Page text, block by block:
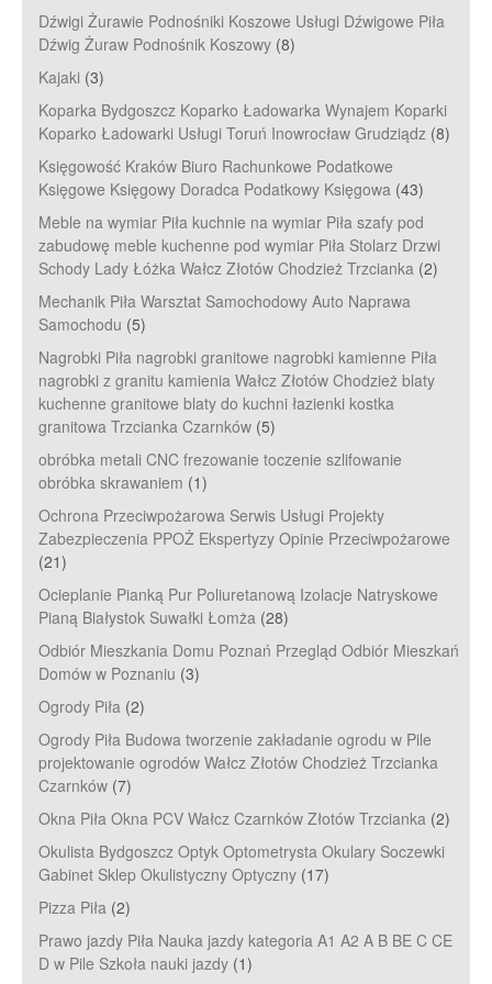
Dźwigi Żurawie Podnośniki Koszowe Usługi Dźwigowe Piła
Dźwig Żuraw Podnośnik Koszowy (8)
Kajaki (3)
Koparka Bydgoszcz Koparko Ładowarka Wynajem Koparki
Koparko Ładowarki Usługi Toruń Inowrocław Grudziądz (8)
Księgowość Kraków Biuro Rachunkowe Podatkowe
Księgowe Księgowy Doradca Podatkowy Księgowa (43)
Meble na wymiar Piła kuchnie na wymiar Piła szafy pod
zabudowę meble kuchenne pod wymiar Piła Stolarz Drzwi
Schody Lady Łóżka Wałcz Złotów Chodzież Trzcianka (2)
Mechanik Piła Warsztat Samochodowy Auto Naprawa
Samochodu (5)
Nagrobki Piła nagrobki granitowe nagrobki kamienne Piła
nagrobki z granitu kamienia Wałcz Złotów Chodzież blaty
kuchenne granitowe blaty do kuchni łazienki kostka
granitowa Trzcianka Czarnków (5)
obróbka metali CNC frezowanie toczenie szlifowanie
obróbka skrawaniem (1)
Ochrona Przeciwpożarowa Serwis Usługi Projekty
Zabezpieczenia PPOŻ Ekspertyzy Opinie Przeciwpożarowe
(21)
Ocieplanie Pianką Pur Poliuretanową Izolacje Natryskowe
Pianą Białystok Suwałki Łomża (28)
Odbiór Mieszkania Domu Poznań Przegląd Odbiór Mieszkań
Domów w Poznaniu (3)
Ogrody Piła (2)
Ogrody Piła Budowa tworzenie zakładanie ogrodu w Pile
projektowanie ogrodów Wałcz Złotów Chodzież Trzcianka
Czarnków (7)
Okna Piła Okna PCV Wałcz Czarnków Złotów Trzcianka (2)
Okulista Bydgoszcz Optyk Optometrysta Okulary Soczewki
Gabinet Sklep Okulistyczny Optyczny (17)
Pizza Piła (2)
Prawo jazdy Piła Nauka jazdy kategoria A1 A2 A B BE C CE
D‎ w Pile Szkoła nauki jazdy (1)